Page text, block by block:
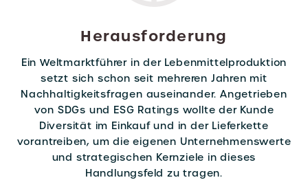
Herausforderung
Ein Weltmarktführer in der Lebenmittelproduktion
setzt sich schon seit mehreren Jahren mit
Nachhaltigkeitsfragen auseinander. Angetrieben
von SDGs und ESG Ratings wollte der Kunde
Diversität im Einkauf und in der Lieferkette
vorantreiben, um die eigenen Unternehmenswerte
und strategischen Kernziele in dieses
Handlungsfeld zu tragen.